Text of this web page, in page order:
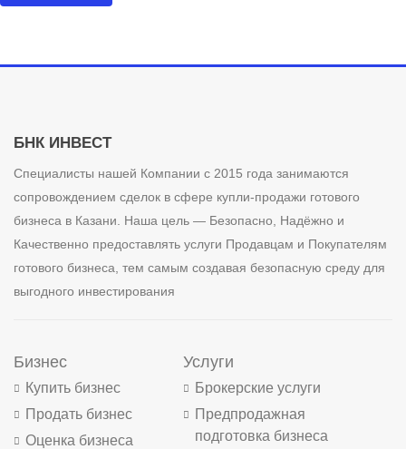
БНК ИНВЕСТ
Специалисты нашей Компании с 2015 года занимаются
сопровождением сделок в сфере купли-продажи готового
бизнеса в Казани. Наша цель — Безопасно, Надёжно и
Качественно предоставлять услуги Продавцам и Покупателям
готового бизнеса, тем самым создавая безопасную среду для
выгодного инвестирования
Бизнес
Купить бизнес
Продать бизнес
Оценка бизнеса
Услуги
Брокерские услуги
Предпродажная
подготовка бизнеса